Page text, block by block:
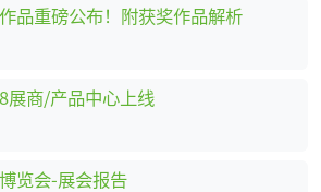
品重磅公布！附获奖作品解析
商/产品中心上线
览会-展会报告